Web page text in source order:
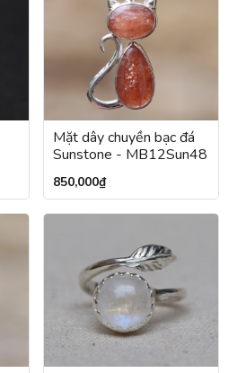
Mặt dây chuyền bạc đá
Sunstone - MB12Sun48
850,000₫